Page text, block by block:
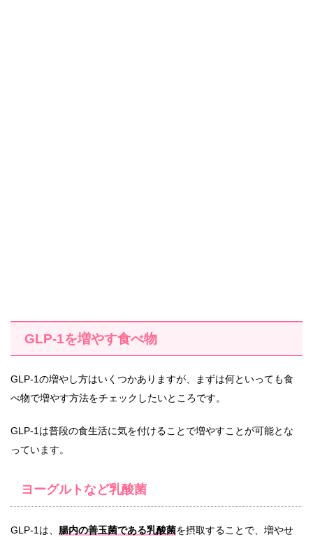
GLP-1を増やす食べ物
GLP-1の増やし方はいくつかありますが、まずは何といっても食
べ物で増やす方法をチェックしたいところです。
GLP-1は普段の食生活に気を付けることで増やすことが可能とな
っています。
ヨーグルトなど乳酸菌
GLP-1は、 腸内の善玉菌である乳酸菌を摂取することで、増やせ